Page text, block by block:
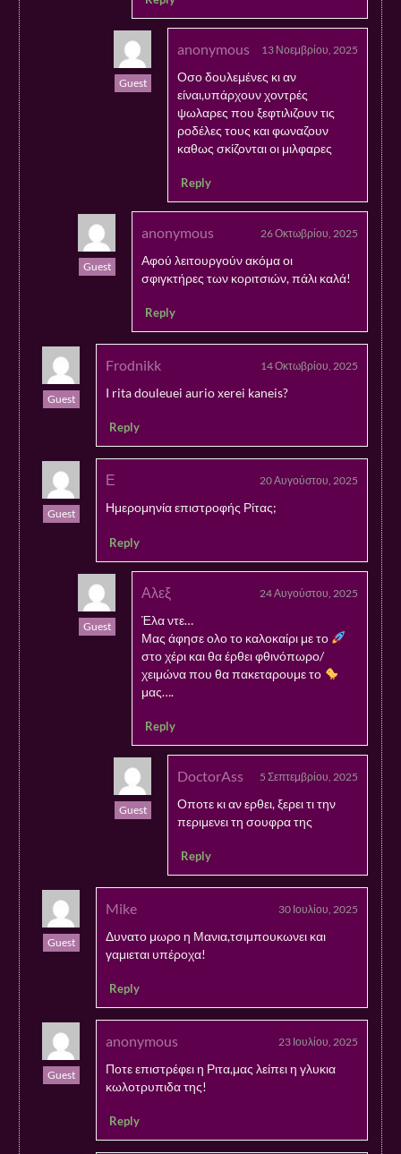
Guest
anonymous 13 Νοεμβρίου, 2025
Οσο δουλεμένες κι αν
είναι,υπάρχουν χοντρές
ψωλαρες που ξεφτιλιζουν τις
ροδέλες τους και φωναζουν
καθως σκίζονται οι μιλφαρες
Reply
Guest
anonymous 26 Οκτωβρίου, 2025
Αφού λειτουργούν ακόμα οι
σφιγκτήρες των κοριτσιών, πάλι καλά!
Reply
Guest
Frodnikk 14 Οκτωβρίου, 2025
I rita douleuei aurio xerei kaneis?
Reply
Guest
Ε 20 Αυγούστου, 2025
Ημερομηνία επιστροφής Ρίτας;
Reply
Guest
Αλεξ 24 Αυγούστου, 2025
Έλα ντε…
Μας άφησε ολο το καλοκαίρι με το
στο χέρι και θα έρθει φθινόπωρο/
χειμώνα που θα πακεταρουμε το
μας….
Reply
Guest
DoctorAss 5 Σεπτεμβρίου, 2025
Οποτε κι αν ερθει, ξερει τι την
περιμενει τη σουφρα της
Reply
Guest
Mike 30 Ιουλίου, 2025
Δυνατο μωρο η Μανια,τσιμπουκωνει και
γαμιεται υπέροχα!
Reply
Guest
anonymous 23 Ιουλίου, 2025
Ποτε επιστρέφει η Ριτα,μας λείπει η γλυκια
κωλοτρυπιδα της!
Reply